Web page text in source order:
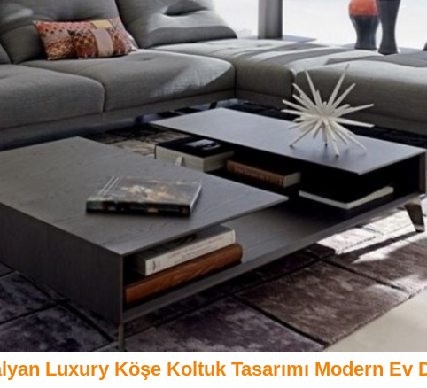
Luxury Köşe Koltuk Tasarımı Modern Ev